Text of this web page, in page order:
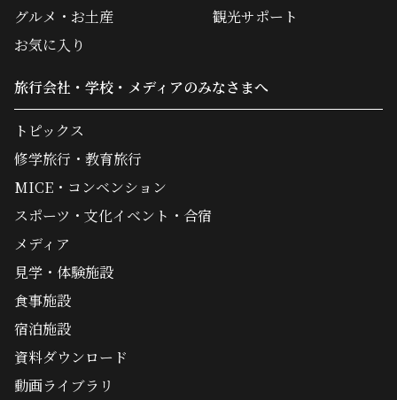
グルメ・お土産
観光サポート
お気に入り
旅行会社・学校・メディアのみなさまへ
トピックス
修学旅行・教育旅行
MICE・コンベンション
スポーツ・文化イベント・合宿
メディア
見学・体験施設
食事施設
宿泊施設
資料ダウンロード
動画ライブラリ